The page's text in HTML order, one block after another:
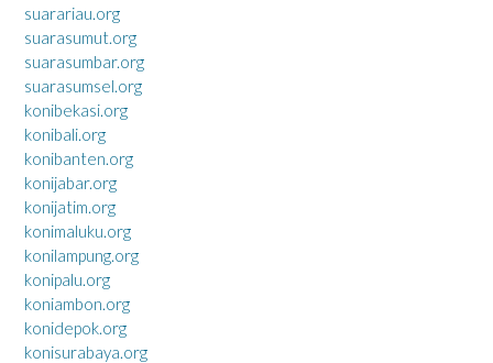
suarariau.org
suarasumut.org
suarasumbar.org
suarasumsel.org
konibekasi.org
konibali.org
konibanten.org
konijabar.org
konijatim.org
konimaluku.org
konilampung.org
konipalu.org
koniambon.org
konidepok.org
konisurabaya.org